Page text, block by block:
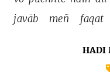
javāb
meñ faqat
HADI